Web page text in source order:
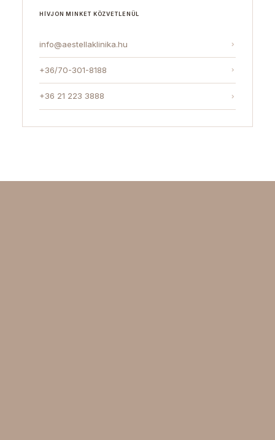
HÍVJON MINKET KÖZVETLENÜL
info@aestellaklinika.hu
+36/70-301-8188
+36 21 223 3888